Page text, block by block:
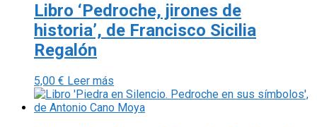
Libro ‘Pedroche, jirones de
historia’, de Francisco Sicilia
Regalón
5,00 € Leer más